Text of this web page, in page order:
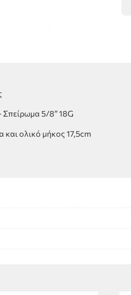
Σπείρωμα 5/8” 18G
ολικό μήκος 17,5cm